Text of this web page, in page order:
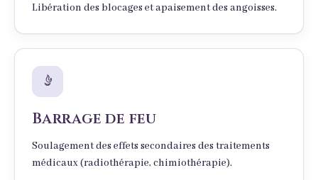
Libération des blocages et apaisement des angoisses.
Barrage de feu
Soulagement des effets secondaires des traitements
médicaux (radiothérapie, chimiothérapie).